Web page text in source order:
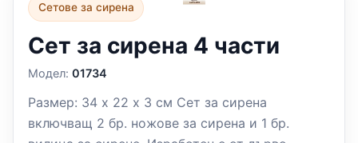
Сетове за сирена
Сет за сирена 4 части
Модел:01734
Размер: 34 х 22 х 3 см Сет за сирена
включващ 2 бр. ножове за сирена и 1 бр.